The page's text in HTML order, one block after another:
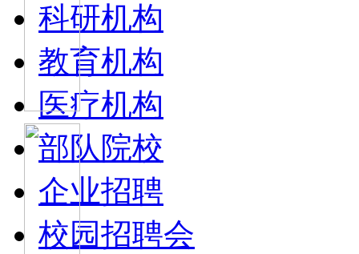
科研机构
教育机构
医疗机构
部队院校
企业招聘
校园招聘会